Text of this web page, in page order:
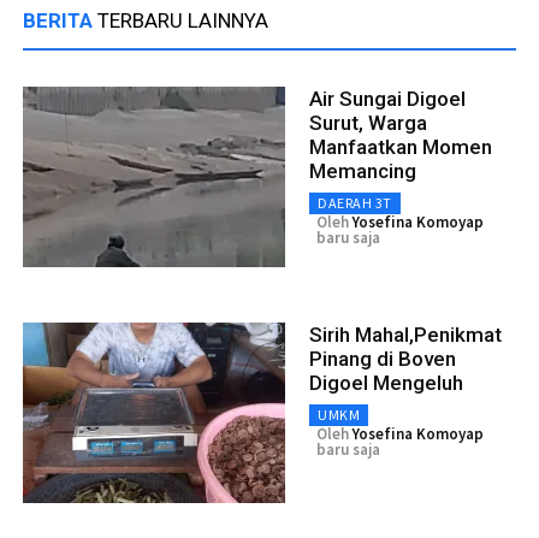
BERITA TERBARU LAINNYA
Air Sungai Digoel
Surut, Warga
Manfaatkan Momen
Memancing
DAERAH 3T
OlehYosefina Komoyap
baru saja
Sirih Mahal,Penikmat
Pinang di Boven
Digoel Mengeluh
UMKM
OlehYosefina Komoyap
baru saja